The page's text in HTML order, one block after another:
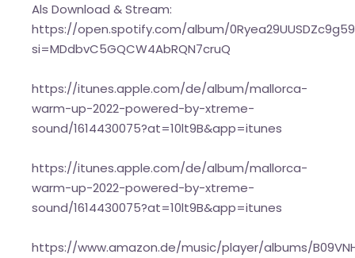
Als Download & Stream:
https://open.spotify.com/album/
si=MDdbvC5GQCW4AbRQN7cruQ
https://itunes.apple.com/de/album/mallorca-
warm-up-2022-powered-by-xtreme-
sound/1614430075?at=10lt9B&app=itunes
https://itunes.apple.com/de/album/mallorca-
warm-up-2022-powered-by-xtreme-
sound/1614430075?at=10lt9B&app=itunes
https://www.amazon.de/music/player/albums/